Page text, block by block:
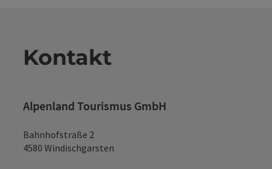
Kontakt
Alpenland Tourismus GmbH
Bahnhofstraße 2
4580 Windischgarsten